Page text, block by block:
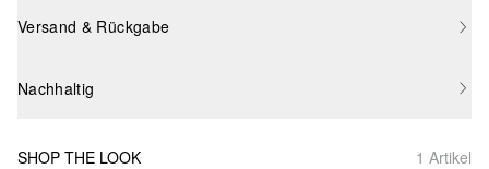
Versand & Rückgabe
Nachhaltig
SHOP THE LOOK 1 Artikel